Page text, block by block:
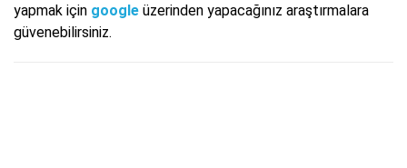
yapmak için google üzerinden yapacağınız araştırmalara
güvenebilirsiniz.